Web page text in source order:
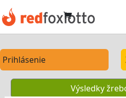
Prihlásenie
Výsledky